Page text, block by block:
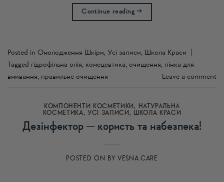
Continue reading→
Posted in Омолодження Шкіри, Усi записи, Школа Краси
Tagged гідрофільна олія, комецевтика, очищення, пінка для
вмивання, правильне очищення Leave a comment
КОМПОНЕНТИ КОСМЕТИКИ ,
НАТУРАЛЬНА
КОСМЕТИКА, УСI ЗАПИСИ , ШКОЛА КРАСИ
Дезінфектор ─ користь та набезпека!
POSTED ON BY VESNA.CARE